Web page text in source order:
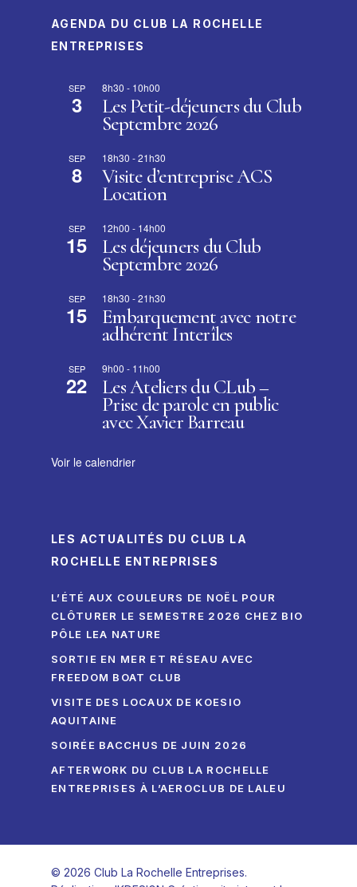
AGENDA DU CLUB LA ROCHELLE
ENTREPRISES
SEP
3
8h30 - 10h00
Les Petit-déjeuners du Club
Septembre 2026
SEP
8
18h30 -21h30
Visite d’entreprise ACS
Location
SEP
15
12h00 - 14h00
Les déjeuners du Club
Septembre 2026
SEP
15
18h30 -21h30
Embarquement avec notre
adhérent Interîles
SEP
22
9h00 - 11h00
Les Ateliers du CLub –
Prise de parole en public
avec Xavier Barreau
Voir le calendrier
LES ACTUALITÉS DU CLUB LA
ROCHELLE ENTREPRISES
L’ÉTÉ AUX COULEURS DE NOËL POUR
CLÔTURER LE SEMESTRE 2026 CHEZ BIO
PÔLE LEA NATURE
SORTIE EN MER ET RÉSEAU AVEC
FREEDOM BOAT CLUB
VISITE DES LOCAUX DE KOESIO
AQUITAINE
SOIRÉE BACCHUS DE JUIN 2026
AFTERWORK DU CLUB LA ROCHELLE
ENTREPRISES À L’AEROCLUB DE LALEU
© 2026 Club La Rochelle Entreprises.